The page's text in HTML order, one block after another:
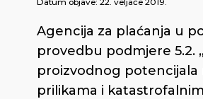
Agencija za plaćanja u
provedbu podmjere 5.2.
proizvodnog
prilikama i